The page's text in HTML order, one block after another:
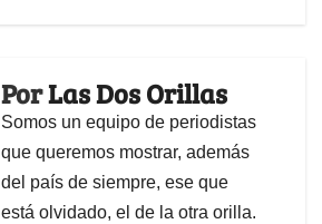
PorLas Dos Orillas
Somos un equipo de periodistas
que queremos mostrar, además
del país de siempre, ese que
está olvidado, el de la otra orilla.